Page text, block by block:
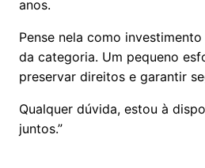
anos.
Pense nela como
da categoria. Um pequeno
preservar direitos e garantir
Qualquer dúvida, estou à
juntos.”